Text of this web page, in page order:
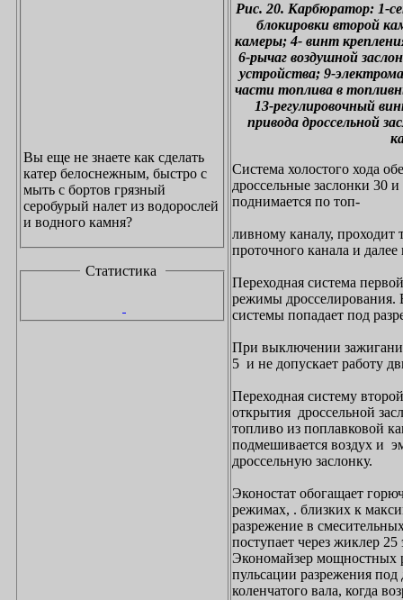
Вы еще не знаете как сделать
катер белоснежным, быстро с
мыть с бортов грязный
серобурый налет из водорослей
и водного камня?
Статистика
Рис. 20. Карбюратор: 1-
блокировки второй
камеры; 4- винт
6-рычаг воздушной
устройства; 9-
части топлива в
13-регулировочный
привода дроссельной
Система холостого хода
дроссельные заслонки 30
поднимается по топ-
ливному каналу,
проточного канала и далее
Переходная система
режимы дросселирования.
системы попадает под
При выключении
5 и не допускает работу
Переходная систему
открытия дроссельной
топливо из поплавковой
подмешивается воздух и
дроссельную заслонку.
Эконостат обогащает
режимах, . близких к
разрежение в
поступает через жиклер
Экономайзер мощностных
пульсации разрежения
коленчатого вала, когда